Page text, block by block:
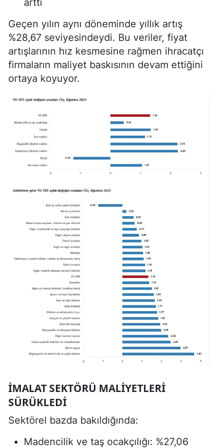
Geçen yılın aynı döneminde yıllık artış
%28,67 seviyesindeydi. Bu veriler, fiyat
artışlarının hız kesmesine rağmen ihracatçı
firmaların maliyet baskısının devam ettiğini
ortaya koyuyor.
İMALAT SEKTÖRÜ MALIYETLERI
SÜRÜKLEDI
Sektörel bazda bakıldığında:
Madencilik ve taş ocakçılığı: %27,06